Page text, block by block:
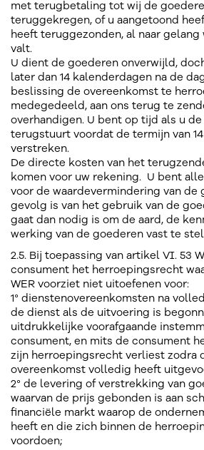
met terugbetaling tot wij de
teruggekregen, of u aangetoond
heeft teruggezonden, al naar
valt.
U dient de goederen onverwijld,
later dan 14 kalenderdagen na de
beslissing de overeenkomst te
medegedeeld, aan ons terug te
overhandigen. U bent op tijd als u
terugstuurt voordat de termijn van
verstreken.
De directe kosten van het
komen voor uw rekening. U bent
voor de waardevermindering van de
gevolg is van het gebruik van de
gaat dan nodig is om de aard, de
werking van de goederen vast te
2.5. Bij toepassing van artikel VI. 53
consument het herroepingsrecht
WER voorziet niet uitoefenen voor:
1° dienstenovereenkomsten na
de dienst als de uitvoering is
uitdrukkelijke voorafgaande
consument, en mits de consument
zijn herroepingsrecht verliest zodra
overeenkomst volledig heeft
2° de levering of verstrekking van
waarvan de prijs gebonden is aan
financiële markt waarop de
heeft en die zich binnen de
voordoen;